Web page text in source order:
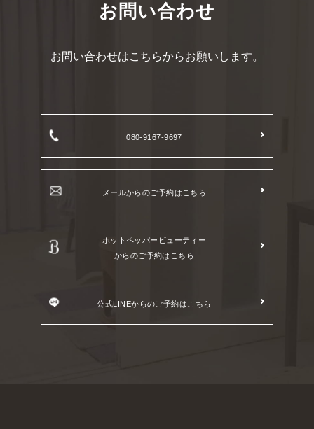
お問い合わせ
お問い合わせはこちらからお願いします。
080-9167-9697
メールからのご予約はこちら
ホットペッパービューティー
からのご予約はこちら
公式LINEからのご予約はこちら